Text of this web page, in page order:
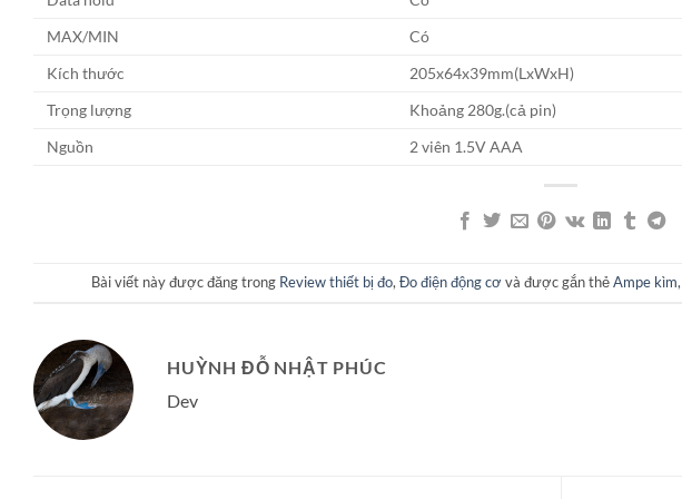
MAX/MIN
Có
Kích thước
205x64x39mm(LxWxH)
Trọng lượng
Khoảng 280g.(cả pin)
Nguồn
2 viên 1.5V AAA
Bài viết này được đăng trong Review thiết bị đo,Đo điện động cơvà được gắn thẻAmpe kìm,
HUỲNH ĐỖ NHẬT PHÚC
Dev